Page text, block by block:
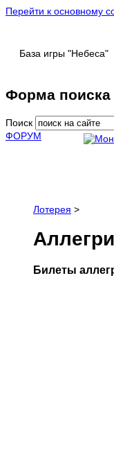
Перейти к основному
База игры "Небеса"
Форма поиска
Поиск
ФОРУМ
Лотерея >
Билеты